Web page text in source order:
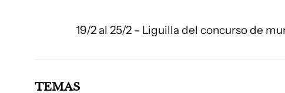
19/2 al 25/2 - Liguilla del concurso de
TEMAS